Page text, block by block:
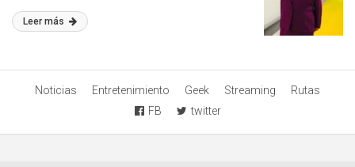
Leer más
Noticias Entretenimiento Geek Streaming
Rutas
FB
twitter